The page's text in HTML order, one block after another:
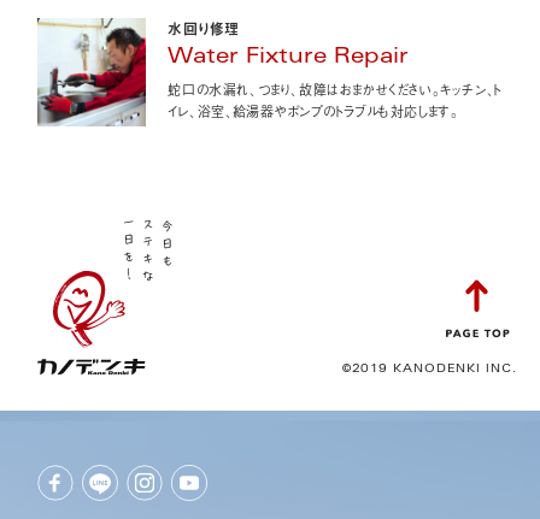
水回り修理
Water Fixture Repair
蛇口の水漏れ、つまり、故障はおまかせください。キッチン、ト
イレ、浴室、給湯器やポンプのトラブルも対応します。
©2019 KANODENKI INC.